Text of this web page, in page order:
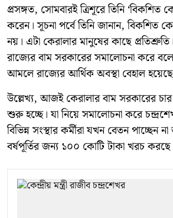
প্রসঙ্গত, সোমবারই ত্রিশূরে তিনি ‘বিকশিত
করেন। সূচনা পর্বে তিনি জানান, বিকশিত
নয়। এটা কেরালার মানুষের কাছে
রাজ্যের বাম সরকারের সমালোচনা করে
আমলে রাজ্যের আর্থিক অবস্থা বেহাল
উল্লেখ্য, আজই কেরালার বাম সরকারের
শুরু হচ্ছে। যা নিয়ে সমালোচনা করে
বিভিন্ন সংস্থার কর্মীরা যখন বেতন পাচ্ছেন
বর্ষপূর্তির জন্য ১০০ কোটি টাকা খরচ